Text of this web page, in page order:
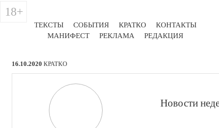
ТЕКСТЫ СОБЫТИЯ КРАТКО
КОНТАКТЫ
МАНИФЕСТ
РЕКЛАМА РЕДАКЦИЯ
18+
16.10.2020 КРАТКО
Новости